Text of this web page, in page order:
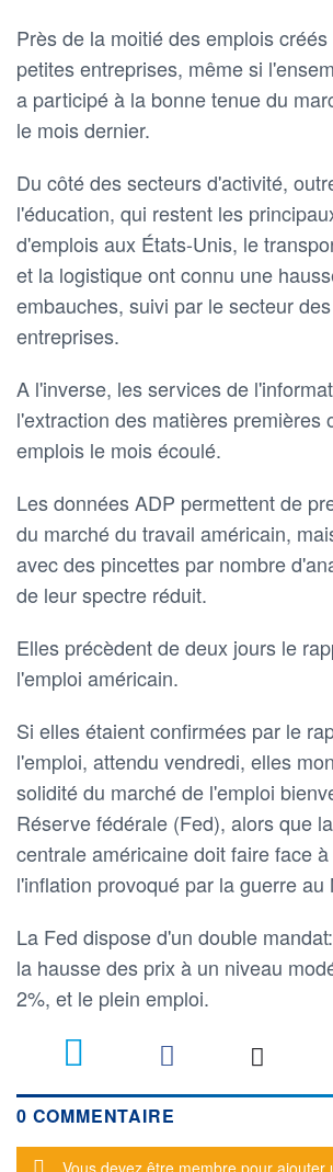
Près de la moitié des emplois
petites entreprises, même si
a participé à la bonne tenue du
le mois dernier.
Du côté des secteurs d'activité,
l'éducation, qui restent les
d'emplois aux États-Unis, le
et la logistique ont connu une
embauches, suivi par le secteur
entreprises.
A l'inverse, les services de
l'extraction des matières premières
emplois le mois écoulé.
Les données ADP permettent de
du marché du travail américain,
avec des pincettes par nombre
de leur spectre réduit.
Elles précèdent de deux jours le
l'emploi américain.
Si elles étaient confirmées par le
l'emploi, attendu vendredi, elles
solidité du marché de l'emploi
Réserve fédérale (Fed), alors que
centrale américaine doit faire face
l'inflation provoqué par la guerre au
La Fed dispose d'un double
la hausse des prix à un niveau
2%, et le plein emploi.
0 COMMENTAIRE
Message d'alerte
Vous devez être membre pour ajouter